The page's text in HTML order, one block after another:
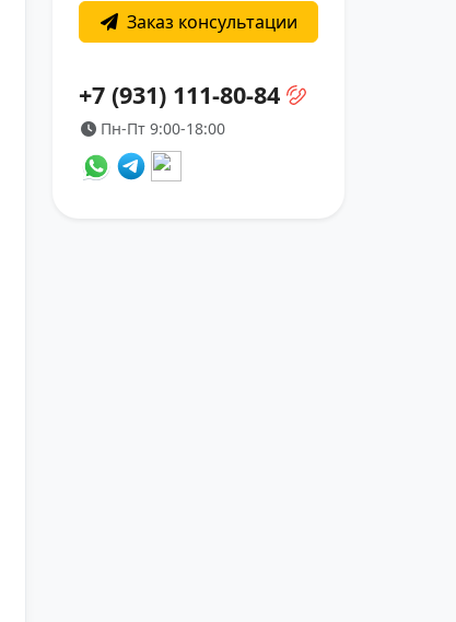
Заказ консультации
+7 (931) 111-80-84
Пн-Пт 9:00-18:00